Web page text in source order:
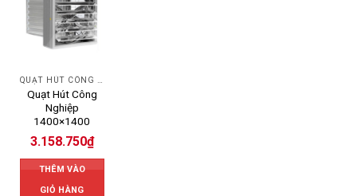
Quạt Hút Công
Nghiệp
1400×1400
3.158.750₫
THÊM VÀO
GIỎ HÀNG